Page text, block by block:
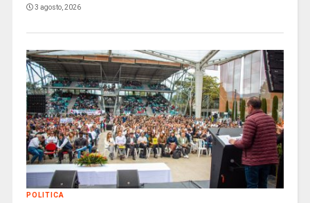
3 agosto, 2026
POLITICA